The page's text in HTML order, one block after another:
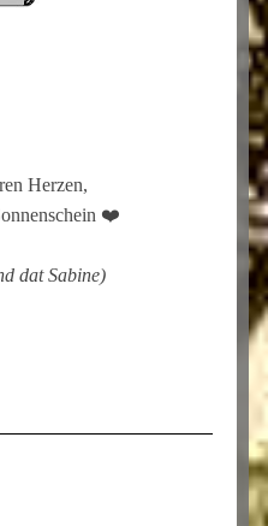
Herzen,
❤️
dat Sabine)